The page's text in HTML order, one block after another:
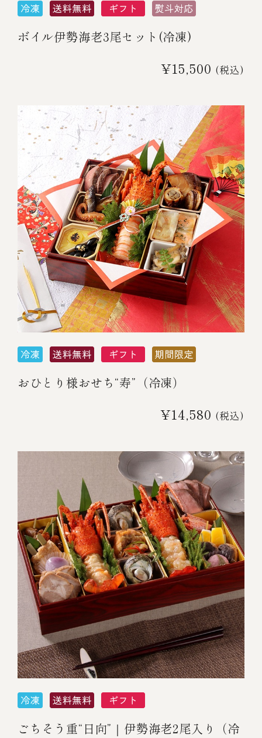
ボイル伊勢海老3尾セット(冷凍)
¥15,500 (税込)
おひとり様おせち“寿”（冷凍）
¥14,580 (税込)
ごちそう重“日向”｜伊勢海老2尾入り（冷